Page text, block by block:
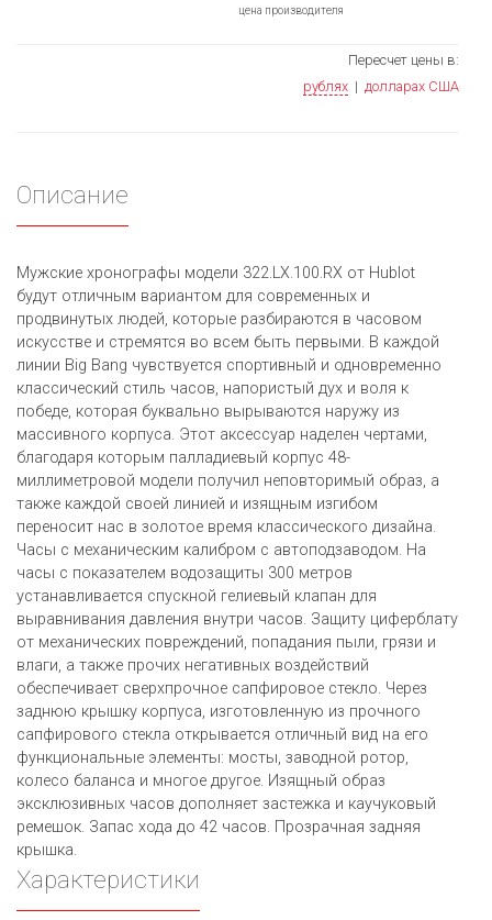
цена производителя
Пересчет цены в:
рублях | долларах США
Описание
Мужские хронографы модели 322.LX.100.RX от Hublot
будут отличным вариантом для современных и
продвинутых людей, которые разбираются в часовом
искусстве и стремятся во всем быть первыми. В каждой
линии Big Bang чувствуется спортивный и одновременно
классический стиль часов, напористый дух и воля к
победе, которая буквально вырываются наружу из
массивного корпуса. Этот аксессуар наделен чертами,
благодаря которым палладиевый корпус 48-
миллиметровой модели получил неповторимый образ, а
также каждой своей линией и изящным изгибом
переносит нас в золотое время классического дизайна.
Часы с механическим калибром с автоподзаводом. На
часы с показателем водозащиты 300 метров
устанавливается спускной гелиевый клапан для
выравнивания давления внутри часов. Защиту циферблату
от механических повреждений, попадания пыли, грязи и
влаги, а также прочих негативных воздействий
обеспечивает сверхпрочное сапфировое стекло. Через
заднюю крышку корпуса, изготовленную из прочного
сапфирового стекла открывается отличный вид на его
функциональные элементы: мосты, заводной ротор,
колесо баланса и многое другое. Изящный образ
эксклюзивных часов дополняет застежка и каучуковый
ремешок. Запас хода до 42 часов. Прозрачная задняя
крышка.
Характеристики